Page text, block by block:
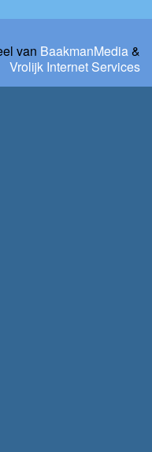
van BaakmanMedia&
Vrolijk Internet Services